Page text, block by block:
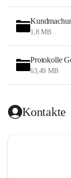
1,8 MB
Protokolle
63,49 MB
Kontakte